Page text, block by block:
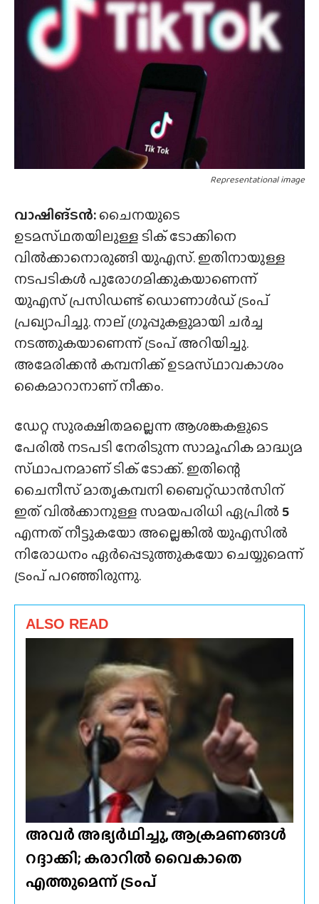
Representational image
വാഷിങ്ടൻ:ചൈനയുടെ
ഉടമസ്‌ഥതയിലുള്ള ടിക് ടോക്കിനെ
വിൽക്കാനൊരുങ്ങി യുഎസ്. ഇതിനായുള്ള
നടപടികൾ പുരോഗമിക്കുകയാണെന്ന്
യുഎസ് പ്രസിഡണ്ട് ഡൊണാൾഡ് ട്രംപ്
പ്രഖ്യാപിച്ചു. നാല് ഗ്രൂപ്പുകളുമായി ചർച്ച
നടത്തുകയാണെന്ന് ട്രംപ് അറിയിച്ചു.
അമേരിക്കൻ കമ്പനിക്ക് ഉടമസ്‌ഥാവകാശം
കൈമാറാനാണ് നീക്കം.
ഡേറ്റ സുരക്ഷിതമല്ലെന്ന ആശങ്കകളുടെ
പേരിൽ നടപടി നേരിടുന്ന സാമൂഹിക മാദ്ധ്യമ
സ്‌ഥാപനമാണ് ടിക് ടോക്ക്. ഇതിന്റെ
ചൈനീസ് മാതൃകമ്പനി ബൈറ്റ്ഡാൻസിന്
ഇത് വിൽക്കാനുള്ള സമയപരിധി ഏപ്രിൽ 5
എന്നത് നീട്ടുകയോ അല്ലെങ്കിൽ യുഎസിൽ
നിരോധനം ഏർപ്പെടുത്തുകയോ ചെയ്യുമെന്ന്
ട്രംപ് പറഞ്ഞിരുന്നു.
ALSO READ
അവർ അഭ്യർഥിച്ചു, ആക്രമണങ്ങൾ
റദ്ദാക്കി; കരാറിൽ വൈകാതെ
എത്തുമെന്ന് ട്രംപ്